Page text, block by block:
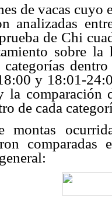
de vacas cuyo
analizadas
de Chi
sobre
categorías
y 18:01-
comparación
de cada
montas
comparadas